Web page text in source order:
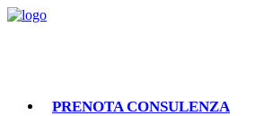
PRENOTA CONSULENZA